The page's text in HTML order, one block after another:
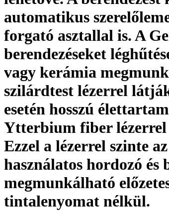
automatikus
forgató asztallal is. A
berendezéseket
vagy kerámia
szilárdtest lézerrel
esetén hosszú
Ytterbium fiber lézerrel
Ezzel a lézerrel szinte az
használatos hordozó és
megmunkálható
tintalenyomat nélkül.